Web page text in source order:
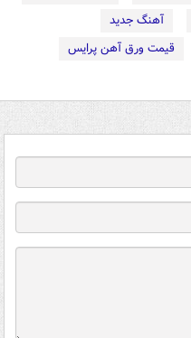
آهنگ جدید
قیمت ورق آهن پرایس